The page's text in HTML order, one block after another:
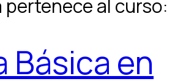
pertenece al curso:
Básica en